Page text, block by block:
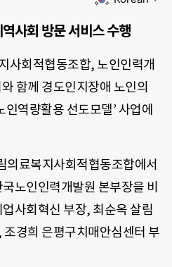
사회 방문 서비스 수행
사회적협동조합, 노인인력개
함께 경도인지장애 노인의
역량활용 선도모델’ 사업에
의료복지사회적협동조합에서
노인인력개발원 본부장을 비
사회혁신 부장, 최순옥 살림
경희 은평구치매안심센터 부